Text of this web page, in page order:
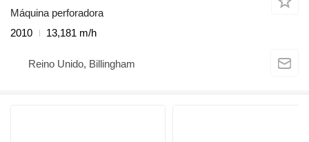
Máquina perforadora
2010
13,181 m/h
Reino Unido, Billingham